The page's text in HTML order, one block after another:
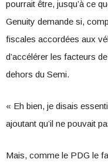
pourrait être, jusqu’à ce
Genuity demande si,
fiscales accordées aux
d’accélérer les facteurs
dehors du Semi.
« Eh bien, je disais
ajoutant qu’il ne pouvait
Mais, comme le PDG le